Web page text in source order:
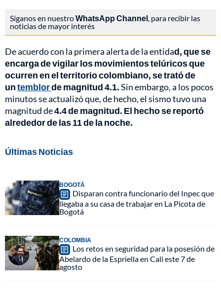
Síganos en nuestroWhatsApp Channel, para recibir las
noticias de mayor interés
De acuerdo con la primera alerta de la entidad, que se
encarga de vigilar los movimientos telúricos que
ocurren en el territorio colombiano, se trató de
untemblorde magnitud 4.1.Sin embargo, a los pocos
minutos se actualizó que, de hecho, el sismo tuvo una
magnitud de4.4 de magnitud. El hecho se reportó
alrededor de las 11 de la noche.
Últimas Noticias
BOGOTÁ
Disparan contra funcionario del Inpec que
llegaba a su casa de trabajar en La Picota de
Bogotá
COLOMBIA
Los retos en seguridad para la posesión de
Abelardo de la Espriella en Cali este 7 de
agosto